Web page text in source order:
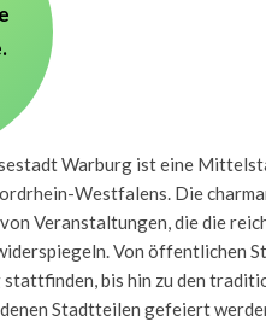
Warburg ist eine
Westfalens. Die
Veranstaltungen, die die
Von öffentlichen
stattfinden, bis hin zu den
Stadtteilen gefeiert